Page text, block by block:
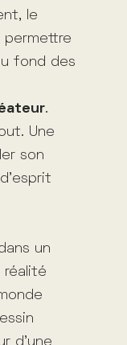
le
permettre
fond des
.
Une
son
un
réalité
d’une